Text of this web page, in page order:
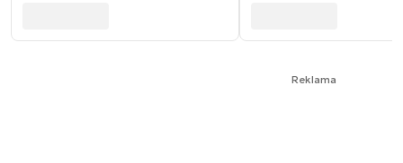
Reklama